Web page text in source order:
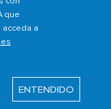
que
a
ENTENDIDO